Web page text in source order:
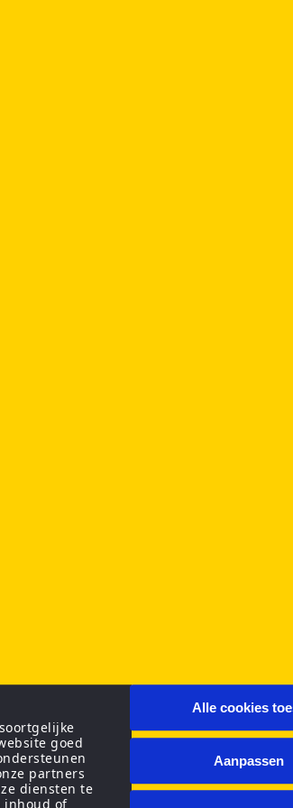
goed
partners
diensten te
inhoud of
Alle cookies
Aanpassen